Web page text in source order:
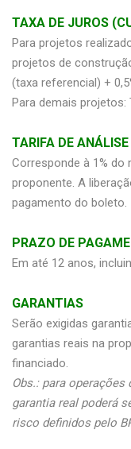
TAXA DE JUROS
Para projetos
projetos de
(taxa referencial) +
Para demais projetos:
TARIFA DE ANÁLISE
Corresponde à 1%
proponente. A
pagamento do boleto.
PRAZO DE
Em até 12 anos,
GARANTIAS
Serão exigidas
garantias reais na
financiado.
Obs.: para operações
garantia real poderá
risco definidos pelo